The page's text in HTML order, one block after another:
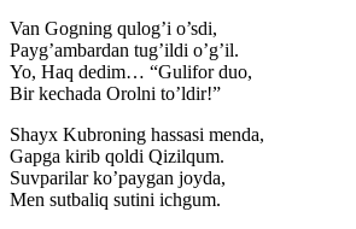
Van Gogning qulog’i o’sdi,
Payg’ambardan tug’ildi o’g’il.
Yo, Haq dedim… “Gulifor duo,
Bir kechada Orolni to’ldir!”
Shayx Kubroning hassasi menda,
Gapga kirib qoldi Qizilqum.
Suvparilar ko’paygan joyda,
Men sutbaliq sutini ichgum.